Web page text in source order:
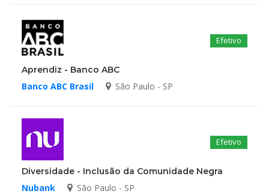
Efetivo
Aprendiz - Banco ABC
Banco ABC Brasil São Paulo - SP
Efetivo
Diversidade - Inclusão da Comunidade Negra
Nubank São Paulo - SP